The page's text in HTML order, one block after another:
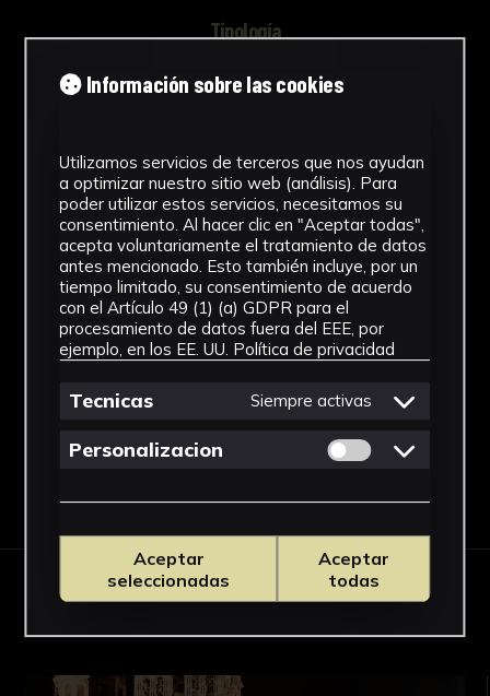
Tipología
Fotografías
SF
Técnica
Fotomecánica
Materiales
Soporte Fotográfico
Ver más
OBRAS RELACIONADAS
Información sobre las cookies
Utilizamos servicios de terceros que nos ayudan
a optimizar nuestro sitio web (análisis). Para
poder utilizar estos servicios, necesitamos su
consentimiento. Al hacer clic en "Aceptar todas",
acepta voluntariamente el tratamiento de datos
antes mencionado. Esto también incluye, por un
tiempo limitado, su consentimiento de acuerdo
con el Artículo 49 (1) (a) GDPR para el
procesamiento de datos fuera del EEE, por
ejemplo, en los EE. UU. Política de privacidad
Tecnicas Siempre activas
Personalizacion Permitir cookies
Aceptar
seleccionadas
Aceptar
todas